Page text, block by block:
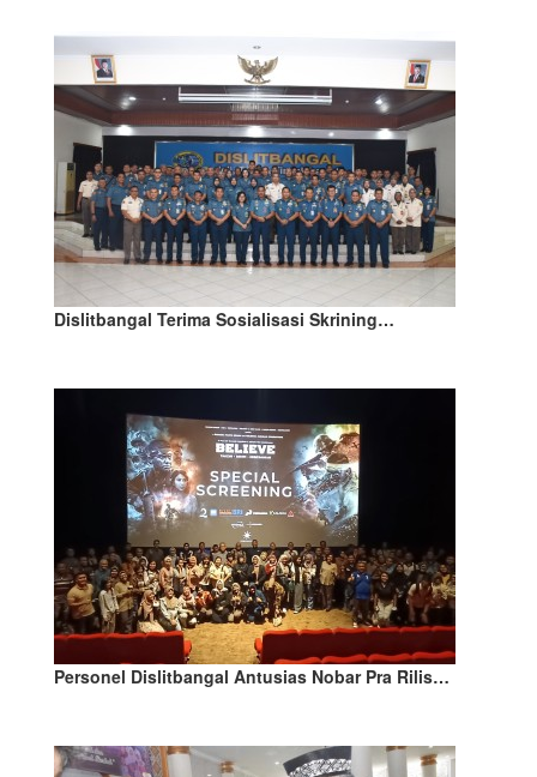
Dislitbangal Terima Sosialisasi Skrining…
Personel Dislitbangal Antusias Nobar Pra Rilis…